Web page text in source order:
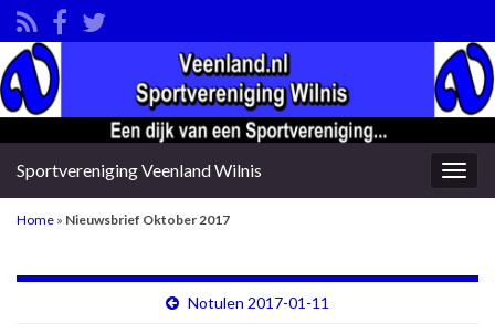
Sportvereniging Veenland Wilnis
Home » Nieuwsbrief Oktober 2017
Notulen 2017-01-11